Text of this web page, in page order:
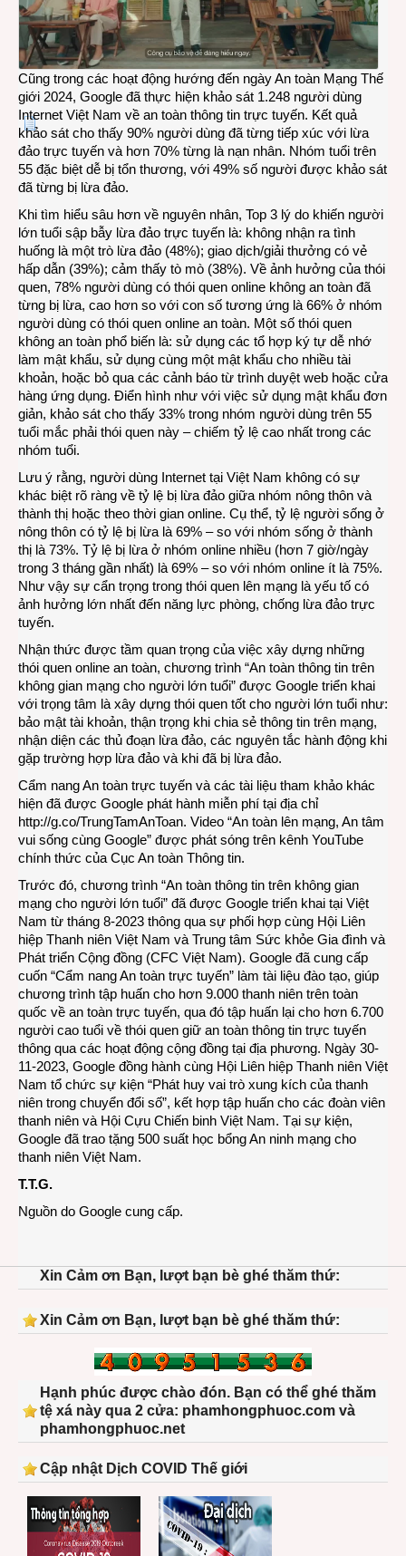
Cũng trong các hoạt động hướng đến ngày An toàn Mạng Thế
giới 2024, Google đã thực hiện khảo sát 1.248 người dùng
Internet Việt Nam về an toàn thông tin trực tuyến. Kết quả
khảo sát cho thấy 90% người dùng đã từng tiếp xúc với lừa
đảo trực tuyến và hơn 70% từng là nạn nhân. Nhóm tuổi trên
55 đặc biệt dễ bị tổn thương, với 49% số người được khảo sát
đã từng bị lừa đảo.
Khi tìm hiểu sâu hơn về nguyên nhân, Top 3 lý do khiến người
lớn tuổi sập bẫy lừa đảo trực tuyến là: không nhận ra tình
huống là một trò lừa đảo (48%); giao dịch/giải thưởng có vẻ
hấp dẫn (39%); cảm thấy tò mò (38%). Về ảnh hưởng của thói
quen, 78% người dùng có thói quen online không an toàn đã
từng bị lừa, cao hơn so với con số tương ứng là 66% ở nhóm
người dùng có thói quen online an toàn. Một số thói quen
không an toàn phổ biến là: sử dụng các tổ hợp ký tự dễ nhớ
làm mật khẩu, sử dụng cùng một mật khẩu cho nhiều tài
khoản, hoặc bỏ qua các cảnh báo từ trình duyệt web hoặc cửa
hàng ứng dụng. Điển hình như với việc sử dụng mật khẩu đơn
giản, khảo sát cho thấy 33% trong nhóm người dùng trên 55
tuổi mắc phải thói quen này – chiếm tỷ lệ cao nhất trong các
nhóm tuổi.
Lưu ý rằng, người dùng Internet tại Việt Nam không có sự
khác biệt rõ ràng về tỷ lệ bị lừa đảo giữa nhóm nông thôn và
thành thị hoặc theo thời gian online. Cụ thể, tỷ lệ người sống ở
nông thôn có tỷ lệ bị lừa là 69% – so với nhóm sống ở thành
thị là 73%. Tỷ lệ bị lừa ở nhóm online nhiều (hơn 7 giờ/ngày
trong 3 tháng gần nhất) là 69% – so với nhóm online ít là 75%.
Như vậy sự cẩn trọng trong thói quen lên mạng là yếu tố có
ảnh hưởng lớn nhất đến năng lực phòng, chống lừa đảo trực
tuyến.
Nhận thức được tầm quan trọng của việc xây dựng những
thói quen online an toàn, chương trình “An toàn thông tin trên
không gian mạng cho người lớn tuổi” được Google triển khai
với trọng tâm là xây dựng thói quen tốt cho người lớn tuổi như:
bảo mật tài khoản, thận trọng khi chia sẻ thông tin trên mạng,
nhận diện các thủ đoạn lừa đảo, các nguyên tắc hành động khi
gặp trường hợp lừa đảo và khi đã bị lừa đảo.
Cẩm nang An toàn trực tuyến và các tài liệu tham khảo khác
hiện đã được Google phát hành miễn phí tại địa chỉ
http://g.co/TrungTamAnToan. Video “An toàn lên mạng, An tâm
vui sống cùng Google” được phát sóng trên kênh YouTube
chính thức củaCục An toàn Thông tin.
Trước đó, chương trình “An toàn thông tin trên không gian
mạng cho người lớn tuổi” đã được Google triển khai tại Việt
Nam từ tháng 8-2023 thông qua sự phối hợp cùng Hội Liên
hiệp Thanh niên Việt Nam và Trung tâm Sức khỏe Gia đình và
Phát triển Cộng đồng (CFC Việt Nam). Google đã cung cấp
cuốn “Cẩm nang An toàn trực tuyến” làm tài liệu đào tạo, giúp
chương trình tập huấn cho hơn 9.000 thanh niên trên toàn
quốc về an toàn trực tuyến, qua đó tập huấn lại cho hơn 6.700
người cao tuổi về thói quen giữ an toàn thông tin trực tuyến
thông qua các hoạt động cộng đồng tại địa phương. Ngày 30-
11-2023, Google đồng hành cùng Hội Liên hiệp Thanh niên Việt
Nam tổ chức sự kiện “Phát huy vai trò xung kích của thanh
niên trong chuyển đổi số”, kết hợp tập huấn cho các đoàn viên
thanh niên và Hội Cựu Chiến binh Việt Nam. Tại sự kiện,
Google đã trao tặng 500 suất học bổng An ninh mạng cho
thanh niên Việt Nam.
T.T.G.
Nguồn do Google cung cấp.
Xin Cảm ơn Bạn, lượt bạn bè ghé thăm thứ:
Xin Cảm ơn Bạn, lượt bạn bè ghé thăm thứ:
Hạnh phúc được chào đón. Bạn có thể ghé thăm
tệ xá này qua 2 cửa: phamhongphuoc.com và
phamhongphuoc.net
Cập nhật Dịch COVID Thế giới